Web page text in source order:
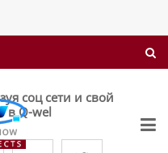
соц сети и свой
в Q-wel